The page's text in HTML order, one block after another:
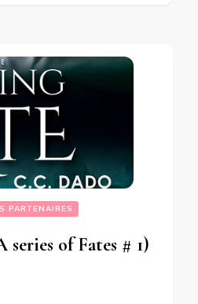
PARTENAIRES
series of Fates # 1)